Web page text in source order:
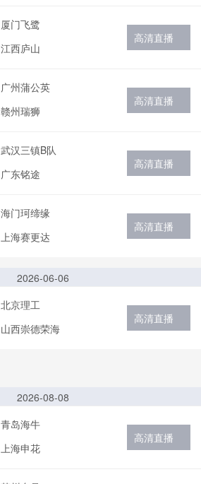
厦门飞鹭
江西庐山
高清直播
广州蒲公英
赣州瑞狮
高清直播
武汉三镇B队
广东铭途
高清直播
海门珂缔缘
上海赛更达
高清直播
2026-06-06
北京理工
山西崇德荣海
高清直播
2026-08-08
青岛海牛
上海申花
高清直播